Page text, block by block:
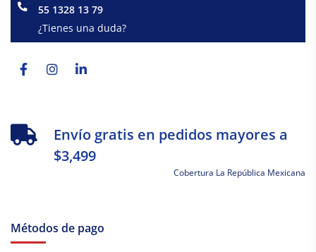
55 1328 13 79
¿Tienes una duda?
f
Envío gratis en pedidos mayores a
$3,499
Cobertura La República Mexicana
Métodos de pago